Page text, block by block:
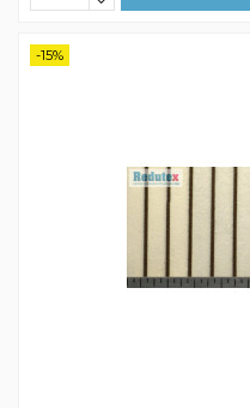
-15%